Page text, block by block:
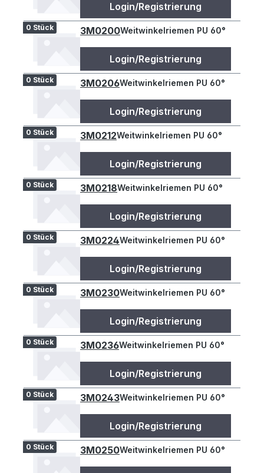
Login/Registrierung
0 Stück 3M0200Weitwinkelriemen PU 60°
Login/Registrierung
0 Stück 3M0206Weitwinkelriemen PU 60°
Login/Registrierung
0 Stück 3M0212Weitwinkelriemen PU 60°
Login/Registrierung
0 Stück 3M0218Weitwinkelriemen PU 60°
Login/Registrierung
0 Stück 3M0224Weitwinkelriemen PU 60°
Login/Registrierung
0 Stück 3M0230Weitwinkelriemen PU 60°
Login/Registrierung
0 Stück 3M0236Weitwinkelriemen PU 60°
Login/Registrierung
0 Stück 3M0243Weitwinkelriemen PU 60°
Login/Registrierung
0 Stück 3M0250Weitwinkelriemen PU 60°